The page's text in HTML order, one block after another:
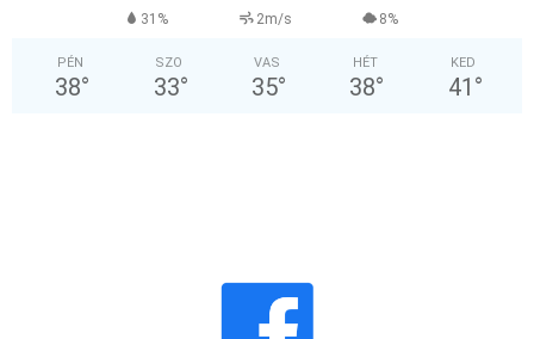
31% 2m/s 8%
PÉN
38°
SZO
33°
VAS
35°
HÉT
38°
KED
41 °